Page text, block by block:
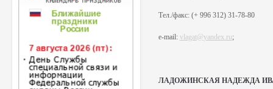
Тел./факс: (+ 996 312) 31-78-80
e-mail: vlagat@yandex.ru;
ЛАДОЖИНСКАЯ НАДЕЖДА